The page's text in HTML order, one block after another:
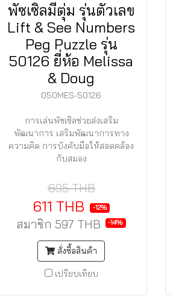
พัซเซิลมีตุ่ม รุ่นตัวเลข
Lift & See Numbers
Peg Puzzle รุ่น
50126 ยี่ห้อ Melissa
& Doug
050MES-50126
การเล่นพัซเซิลช่วยส่งเสริม
พัฒนาการ เสริมพัฒนาการทาง
ความคิด การบังคับมือให้สอดคล้อง
กับสมอง
695 THB
611 THB -12%
สมาชิก 597 THB -14%
สั่งซื้อสินค้า
เปรียบเทียบ